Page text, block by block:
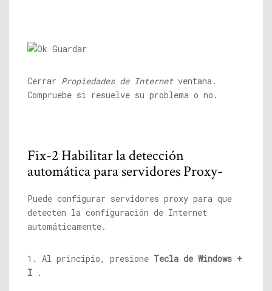
Cerrar Propiedades de Internetventana.
Compruebe si resuelve su problema o no.
Fix-2 Habilitar la detección
automática para servidores Proxy-
Puede configurar servidores proxy para que
detecten la configuración de Internet
automáticamente.
1. Al principio, presione Tecla de Windows +
I .